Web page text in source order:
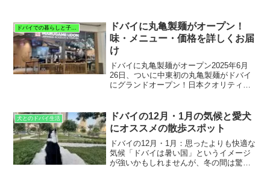
もちろん、私たちが住んでいるドバイに
まで！ドバイチョコと同...
ドバイでの暮らしと子育て
ドバイに丸亀製麺がオープン！
味・メニュー・価格を詳しくお届
け
ドバイに丸亀製麺がオープン2025年6月
26日、ついに中東初の丸亀製麺がドバイ
にグランドオープン！日本クオリティの
にも話題となっています。さっそく現地
に足を運び、日本本...
犬とのドバイ生活
ドバイの12月・1月の気候と愛犬
にオススメの散歩スポット
ドバイの12月・1月：思ったよりも快適な
気候「ドバイは暑い国」というイメージ
が強いかもしれませんが、冬の間は驚く